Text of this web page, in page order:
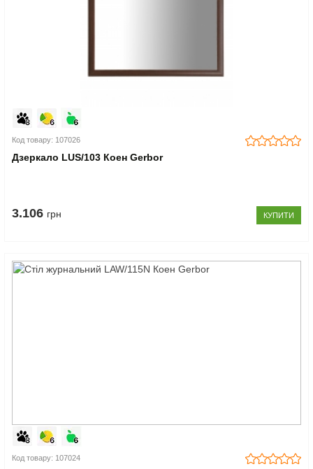
Код товару: 107026
Дзеркало LUS/103 Коен Gerbor
3.106 грн КУПИТИ
Код товару: 107024